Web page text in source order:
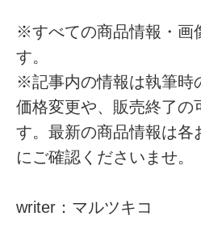
※すべての商品情報・画
す。
※記事内の情報は執筆時
価格変更や、販売終了の
す。最新の商品情報は各
にご確認くださいませ。
writer：マルツキコ